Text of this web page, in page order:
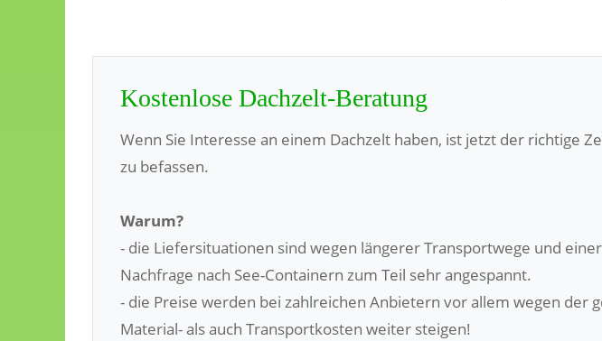
Kostenlose Dachzelt-Beratung
Wenn Sie Interesse an einem Dachzelt haben, ist jetzt der richtige
zu befassen.
Warum?
- die Liefersituationen sind wegen längerer Transportwege und
Nachfrage nach See-Containern zum Teil sehr angespannt.
- die Preise werden bei zahlreichen Anbietern vor allem wegen der
Material- als auch Transportkosten weiter steigen!